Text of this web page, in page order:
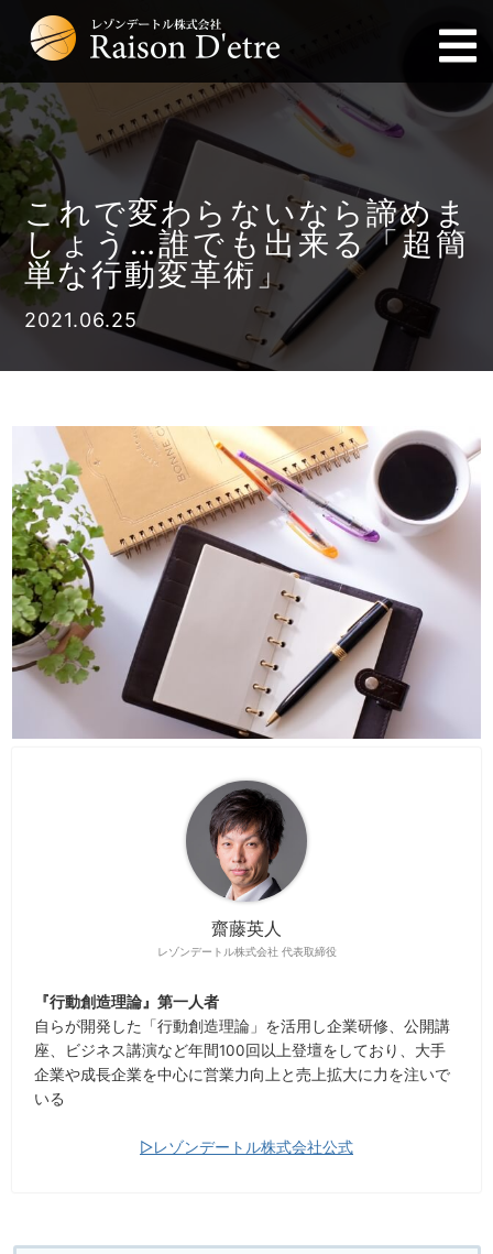
これで変わらないなら諦めま
しょう…誰でも出来る「超簡
単な行動変革術」
2021.06.25
齋藤英人
レゾンデートル株式会社 代表取締役
『行動創造理論』第一人者
自らが開発した「行動創造理論」を活用し企業研修、公開講
座、ビジネス講演など年間100回以上登壇をしており、大手
企業や成長企業を中心に営業力向上と売上拡大に力を注いで
いる
▷レゾンデートル株式会社公式